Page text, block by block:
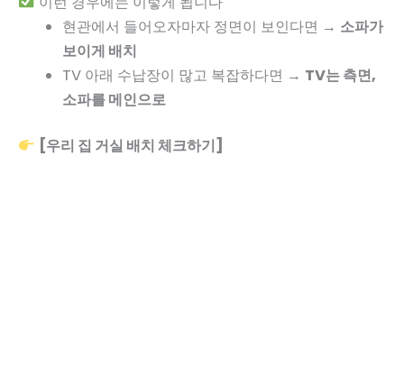
현관에서 들어오자마자 정면이 보인다면 → 소파가
보이게 배치
TV 아래 수납장이 많고 복잡하다면 → TV는 측면,
소파를 메인으로
[우리 집 거실 배치 체크하기]